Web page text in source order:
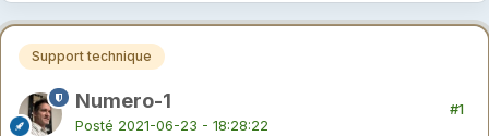
Support technique
Numero-1
Posté 2021-06-23 - 18:28:22
#1